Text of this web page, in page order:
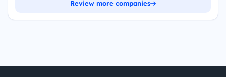
Review more companies